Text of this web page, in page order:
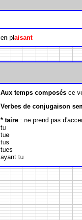
en pl aisant
Aux temps composésce
Verbes de conjugaison
* taire: ne prend pas
tu
tue
tus
tues
ayant tu